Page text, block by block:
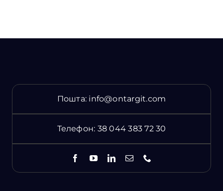
Пошта: info@ontargit.com
Телефон: 38 044 383 72 30